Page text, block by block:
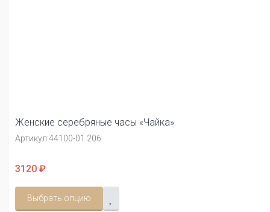
Женские серебряные часы «Чайка»
Артикул:44100-01.206
3120 ₽
Выбрать опцию